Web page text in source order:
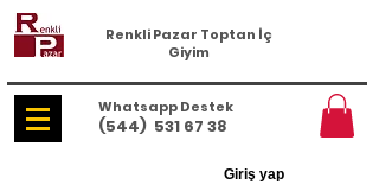
Renkli Pazar Toptan İç
Giyim
Whatsapp Destek
(544) 531 67 38
Giriş yap